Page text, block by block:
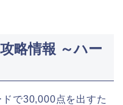
略情報 ～ハー
で30,000点を出すた